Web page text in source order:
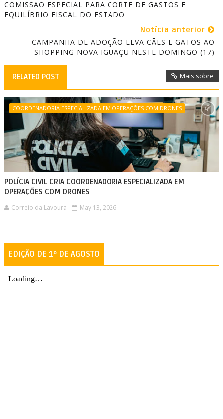
COMISSÃO ESPECIAL PARA CORTE DE GASTOS E
EQUILÍBRIO FISCAL DO ESTADO
Notícia anterior
CAMPANHA DE ADOÇÃO LEVA CÃES E GATOS AO
SHOPPING NOVA IGUAÇU NESTE DOMINGO (17)
RELATED POST Mais sobre
COORDENADORIA ESPECIALIZADA EM OPERAÇÕES COM DRONES
POLÍCIA CIVIL CRIA COORDENADORIA ESPECIALIZADA EM
OPERAÇÕES COM DRONES
Correio da Lavoura May 13, 2026
EDIÇÃO DE 1º DE AGOSTO